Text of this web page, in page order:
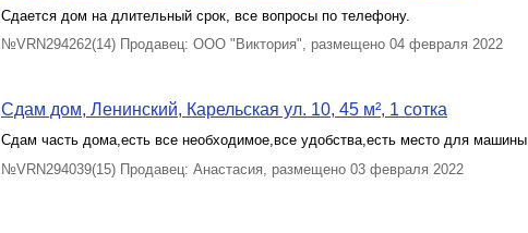
Сдается дом на длительный срок, все вопросы по телефону.
№VRN294262(14) Продавец: ООО "Виктория", размещено 04 февраля 2022
Сдам дом, Ленинский, Карельская ул. 10, 45 м², 1 сотка
Сдам часть дома,есть все необходимое,все удобства,есть место для машины
№VRN294039(15) Продавец: Анастасия, размещено 03 февраля 2022